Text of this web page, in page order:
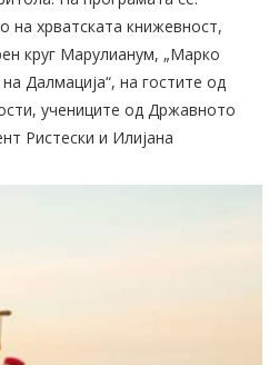
хрватската книжевност,
круг Марулианум, „Марко
Далмација“, на гостите од
учениците од Државното
Ристески и Илијана